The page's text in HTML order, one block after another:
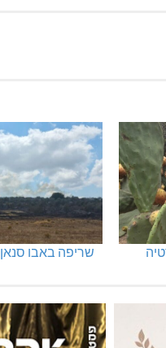
שריפה באבו סנאן